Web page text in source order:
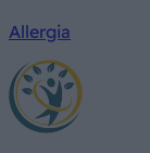
Allergia